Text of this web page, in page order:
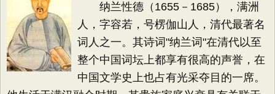
纳兰性德（1655－1685），满洲
人，字容若，号楞伽山人，清代最著名
词人之一。其诗词"纳兰词"在清代以至
整个中国词坛上都享有很高的声誉，在
中国文学史上也占有光采夺目的一席。